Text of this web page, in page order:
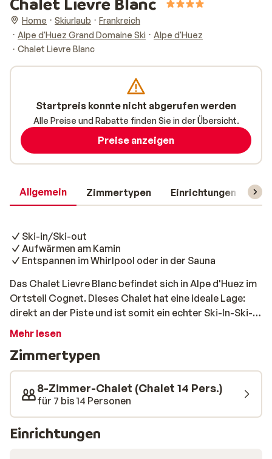
Home Skiurlaub
Frankreich
Alpe d'Huez Grand Domaine Ski
Alpe d'Huez
Chalet Lievre Blanc
Allgemein Zimmertypen Einrichtungen
Ski-in/Ski-out
Aufwärmen am Kamin
Entspannen im Whirlpool oder in der Sauna
Das Chalet Lievre Blanc befindet sich in Alpe d'Huez im
Ortsteil Cognet. Dieses Chalet hat eine ideale Lage:
direkt an der Piste und ist somit ein echter Ski-In-Ski-
Out! Es gibt 7 geräumige Schlafzimmer im Chalet. Alle
Chalet ist im klassischen Stil eingerichtet, aber mit
modernem Komfort ausgestattet. Darüber hinaus
stehen Ihnen ein Whirlpool, eine Sauna, ein Kamin, ein
Fernseher, eine Musikanlage, ein Skiraum und eine
Tiefgarage zur Verfügung.
Mehr lesen
Zimmertypen
8-Zimmer-Chalet (Chalet 14 Pers.)
für 7 bis 14 Personen
Einrichtungen
Startpreis konnte nicht abgerufen werden
Alle Preise und Rabatte finden Sie in der Übersicht.
Preise anzeigen